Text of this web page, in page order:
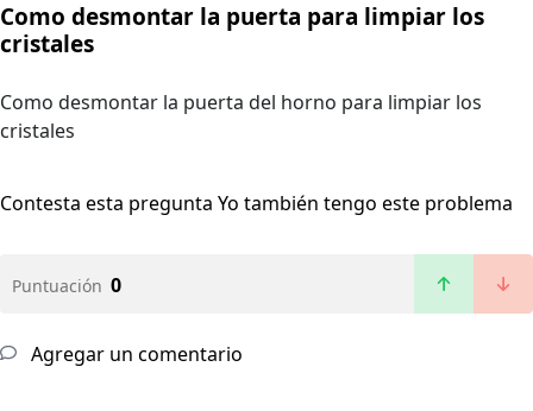
Como desmontar la puerta para limpiar los
cristales
Como desmontar la puerta del horno para limpiar los
cristales
Contesta esta pregunta Yo también tengo este problema
Puntuación 0
Agregar un comentario